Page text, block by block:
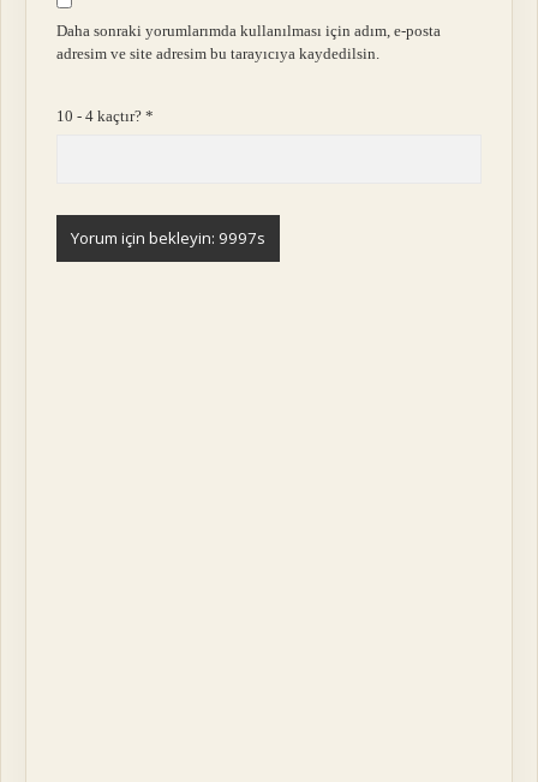
Daha sonraki yorumlarımda kullanılması için adım, e-posta
adresim ve site adresim bu tarayıcıya kaydedilsin.
10 - 4 kaçtır?*